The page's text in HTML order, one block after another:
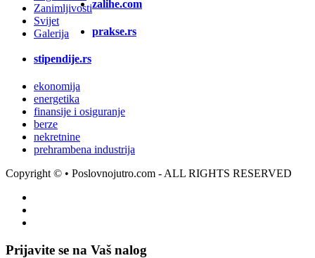
Zanimljivosti
Svijet
Galerija
zalihe.com
prakse.rs
stipendije.rs
ekonomija
energetika
finansije i osiguranje
berze
nekretnine
prehrambena industrija
Copyright © • Poslovnojutro.com - ALL RIGHTS RESERVED
Prijavite se na Vaš nalog